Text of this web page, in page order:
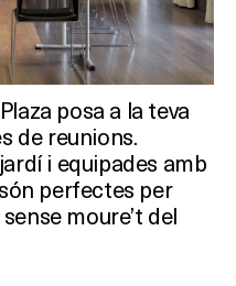
posa a la teva
de reunions.
i equipades amb
perfectes per
moure’t del